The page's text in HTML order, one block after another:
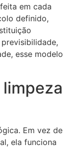
em cada
definido,
esse modelo
Em vez de
ela funciona